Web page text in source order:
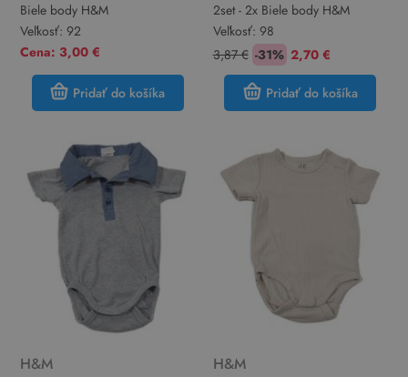
Biele body H&M
Veľkosť: 92
Cena: 3,00 €
Pridať do košíka
2set - 2x Biele body H&M
Veľkosť: 98
3,87 € -31% 2,70 €
Pridať do košíka
H&M H&M